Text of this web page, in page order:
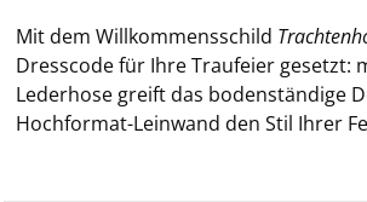
Mit dem Will­kom­mens­schild
Dress­code für Ihre Trauf­ei­er ge­setzt:
Le­der­ho­se greift das bo­den­stän­di­ge
Hochformat-​Leinwand den Stil Ihrer